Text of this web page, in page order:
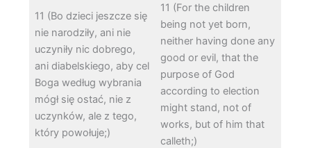
11 (Bo dzieci jeszcze się
nie narodziły, ani nie
uczyniły nic dobrego,
ani diabelskiego, aby cel
Boga według wybrania
mógł się ostać, nie z
uczynków, ale z tego,
który powołuje;)
11 (For the children
being not yet born,
neither having done any
good or evil, that the
purpose of God
according to election
might stand, not of
works, but of him that
calleth;)